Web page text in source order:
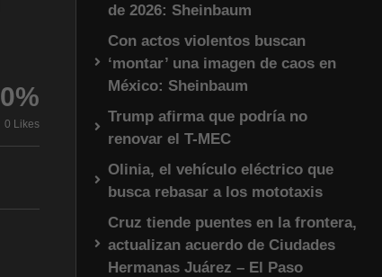
0%
0 Likes
de 2026: Sheinbaum
Con actos violentos buscan
‘montar’ una imagen de caos en
México: Sheinbaum
Trump afirma que podría no
renovar el T-MEC
Olinia, el vehículo eléctrico que
busca rebasar a los mototaxis
Cruz tiende puentes en la frontera,
actualizan acuerdo de Ciudades
Hermanas Juárez – El Paso